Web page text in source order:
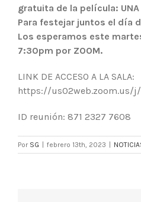
gratuita de la película: UNA
Para festejar juntos el día
Los esperamos este
7:30pm por ZOOM.
LINK DE ACCESO A LA SALA:
https://us02web.zoom.us/j/
ID reunión: 871 2327 7608
Por SG | febrero 13th, 2023 |